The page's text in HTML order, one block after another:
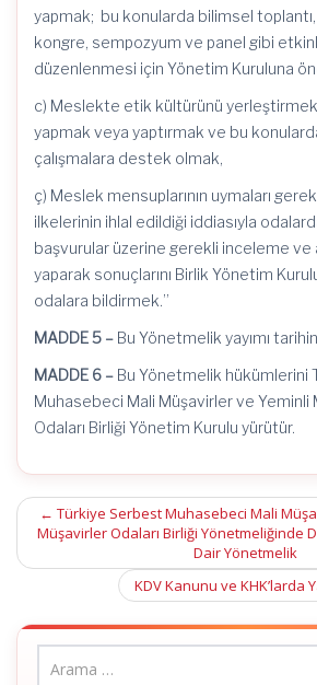
yapmak; bu konularda bilimsel toplantı,
kongre, sempozyum ve panel gibi
düzenlenmesi için Yönetim Kuruluna
c) Meslekte etik kültürünü yerleştirmek
yapmak veya yaptırmak ve bu
çalışmalara destek olmak,
ç) Meslek mensuplarının uymaları
ilkelerinin ihlal edildiği iddiasıyla
başvurular üzerine gerekli inceleme ve
yaparak sonuçlarını Birlik Yönetim Kurulu
odalara bildirmek.”
MADDE 5 – Bu Yönetmelik yayımı
MADDE 6 – Bu Yönetmelik hükümlerini
Muhasebeci Mali Müşavirler ve Yeminli
Odaları Birliği Yönetim Kurulu yürütür.
Post
navigation
← Türkiye Serbest Muhasebeci Mali
Müşavirler Odaları Birliği Yönetmeliğinde
Dair Yönetmelik
KDV Kanunu ve KHK’larda